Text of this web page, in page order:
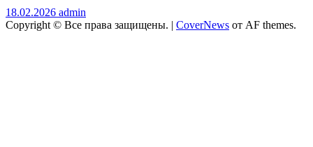
18.02.2026 admin
Copyright © Все права защищены. | CoverNews от AF themes.